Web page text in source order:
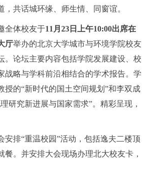
，共话城环缘、师生情、同窗谊。
全体校友于11月23日上午10:00出席在
厅举办的北京大学城市与环境学院校友
。论坛主要内容包括学院发展建设、校
战略与学科前沿相结合的学术报告。学
授的“新时代的国土空间规划”和李双成
研究新进展与国家需求”。精彩呈现，
安排“重温校园”活动，包括逸夫二楼顶
餐。并安排大会现场办理北大校友卡，